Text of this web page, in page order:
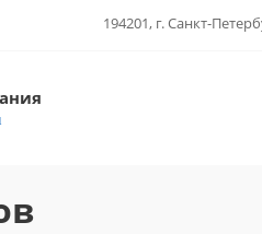
194201, г. Санкт-